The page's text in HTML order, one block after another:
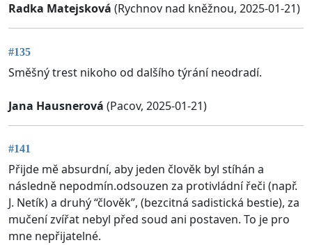
Radka Matejsková (Rychnov nad kněžnou, 2025-01-21)
#135
Směšný trest nikoho od dalšího týrání neodradí.
Jana Hausnerová (Pacov, 2025-01-21)
#141
Přijde mě absurdní, aby jeden člověk byl stíhán a
následně nepodmín.odsouzen za protivládní řeči (např.
J. Netík) a druhý “člověk”, (bezcitná sadistická bestie), za
mučení zvířat nebyl před soud ani postaven. To je pro
mne nepřijatelné.